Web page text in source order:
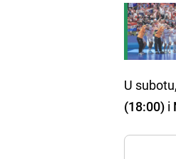
U
(18:00) i